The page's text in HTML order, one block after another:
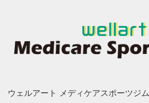
ウェルアート メディケアスポーツジム